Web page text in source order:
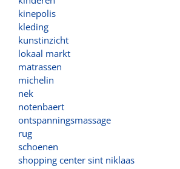
kinepolis
kleding
kunstinzicht
lokaal markt
matrassen
michelin
nek
notenbaert
ontspanningsmassage
rug
schoenen
shopping center sint niklaas